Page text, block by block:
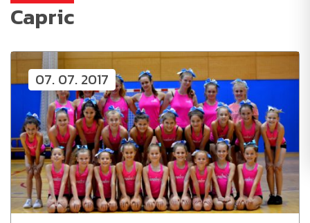
Capric
07. 07. 2017